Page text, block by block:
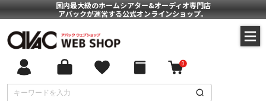
国内最大級のホームシアター&オーディオ専門店
アバックが運営する公式オンラインショップ。
0